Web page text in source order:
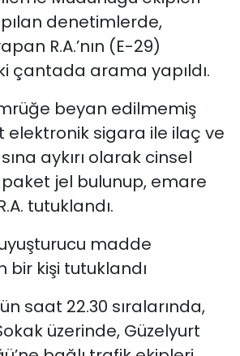
denetimlerde,
R.A.’nın (E-29)
çantada arama yapıldı.
beyan edilmemiş
sigara ile ilaç ve
aykırı olarak cinsel
paket jel bulunup, emare
tutuklandı.
madde
kişi tutuklandı
saat 22.30 sıralarında,
üzerinde, Güzelyurt